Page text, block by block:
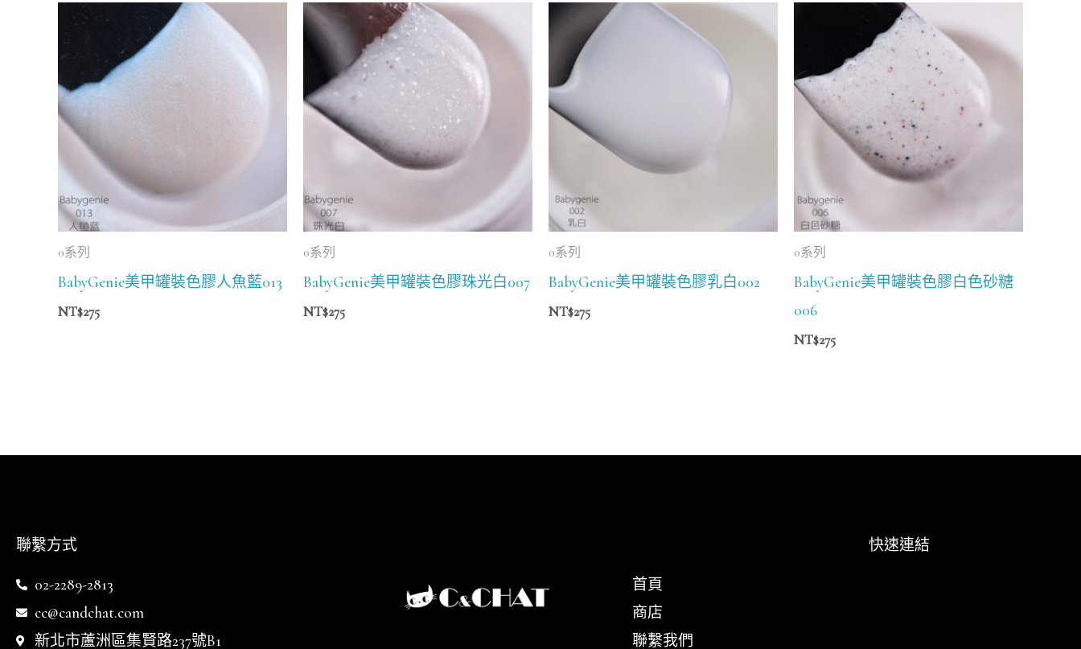
0系列
BabyGenie美甲罐裝色膠人魚藍013
NT$275
0系列
BabyGenie美甲罐裝色膠珠光白007
NT$275
0系列
BabyGenie美甲罐裝色膠乳白002
NT$275
0系列
BabyGenie美甲罐裝色膠白色砂糖
006
NT$275
聯繫方式
02-2289-2813
cc@candchat.com
新北市蘆洲區集賢路237號B1
快速連結
首頁
商店
聯繫我們